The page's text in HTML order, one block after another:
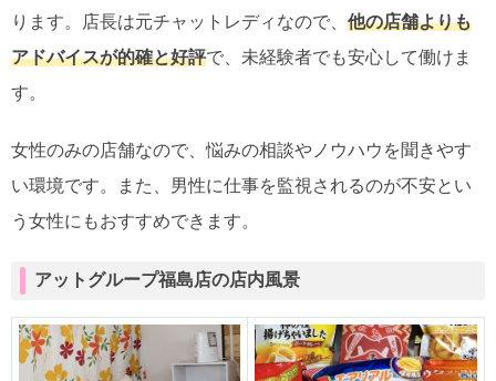
ります。店長は元チャットレディなので、 他の店舗よりも
アドバイスが的確と好評で、未経験者でも安心して働けま
す。
女性のみの店舗なので、悩みの相談やノウハウを聞きやす
い環境です。また、男性に仕事を監視されるのが不安とい
う女性にもおすすめできます。
アットグループ福島店の店内風景